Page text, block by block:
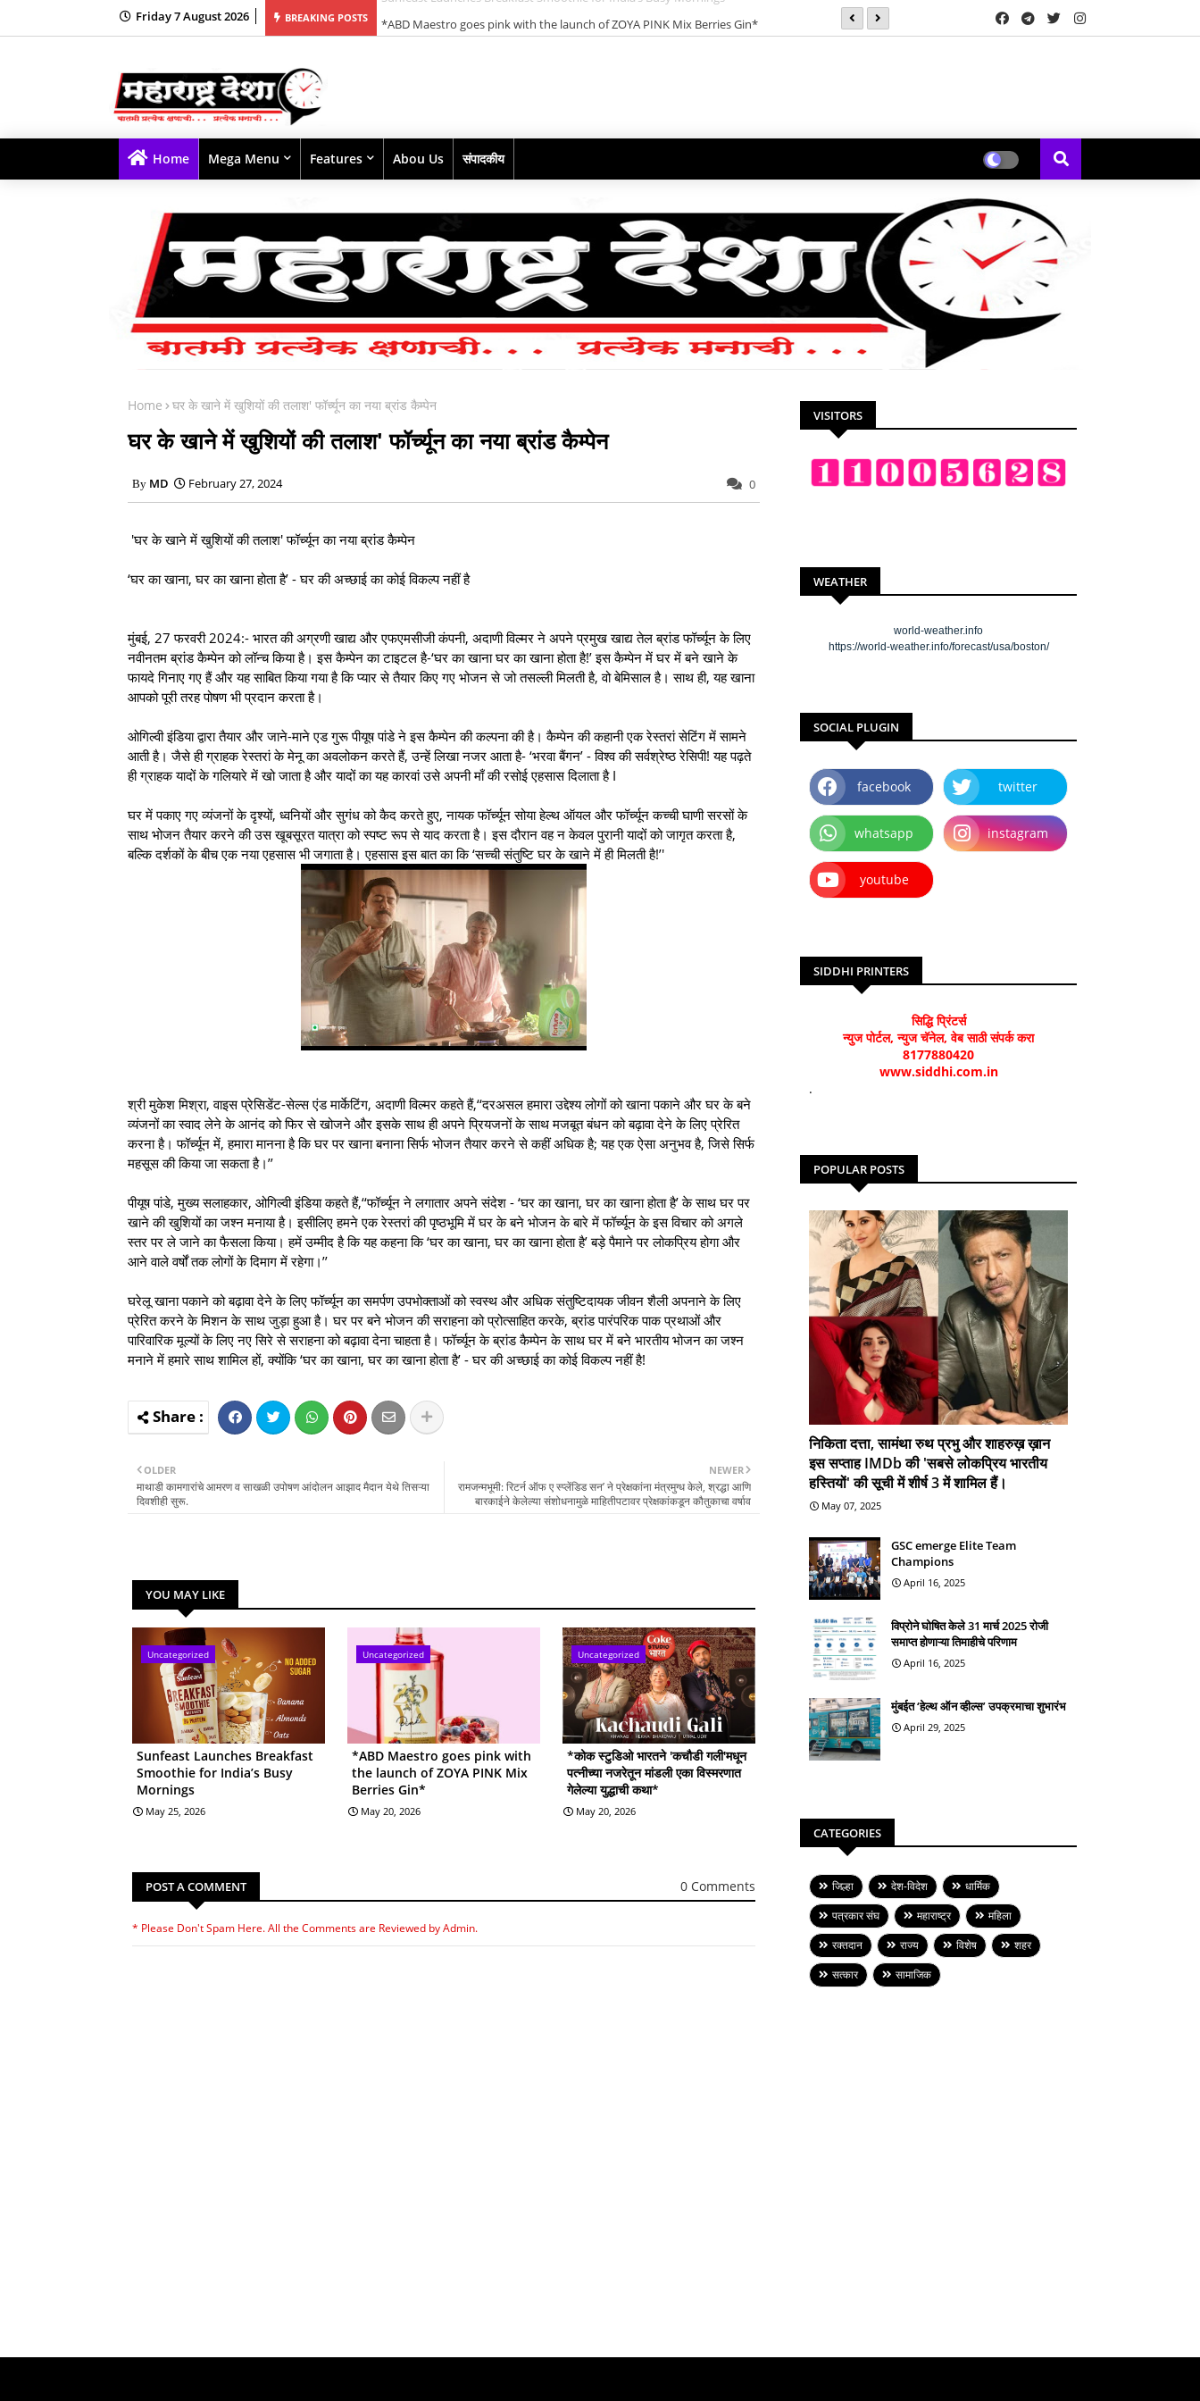
Friday 7 August 2026 BREAKING POSTS *ABD Maestro goes pink with the launch of ZOYA PINK Mix Berries Gin* *कोक स्टुडिओ भारतने 'कचौडी गली'मधून पत्नीच्या नजरेतून मांडली एका
Home Mega Menu Features Abou Us संपादकीय
Home घर के खाने में खुशियों की तलाश' फॉर्च्यून का नया ब्रांड कैम्पेन
घर के खाने में खुशियों की तलाश' फॉर्च्यून का नया ब्रांड कैम्पेन
MD February 27, 2024 0
'घर के खाने में खुशियों की तलाश' फॉर्च्यून का नया ब्रांड कैम्पेन
‘घर का खाना, घर का खाना होता है’ - घर की अच्छाई का कोई विकल्प नहीं है
मुंबई, 27 फरवरी 2024:- भारत की अग्रणी खाद्य और एफएमसीजी कंपनी, अदाणी विल्मर ने अपने प्रमुख खाद्य तेल ब्रांड फॉर्च्यून के लिए
नवीनतम ब्रांड कैम्पेन को लॉन्च किया है। इस कैम्पेन का टाइटल है-‘घर का खाना घर का खाना होता है!’ इस कैम्पेन में घर में बने खाने के
फायदे गिनाए गए हैं और यह साबित किया गया है कि प्यार से तैयार किए गए भोजन से जो तसल्ली मिलती है, वो बेमिसाल है। साथ ही, यह खाना
आपको पूरी तरह पोषण भी प्रदान करता है।
ओगिल्वी इंडिया द्वारा तैयार और जाने-माने एड गुरू पीयूष पांडे ने इस कैम्पेन की कल्पना की है। कैम्पेन की कहानी एक रेस्तरां सेटिंग में सामने
आती है। जैसे ही ग्राहक रेस्तरां के मेनू का अवलोकन करते हैं, उन्हें लिखा नजर आता है- ‘भरवा बैंगन’ - विश्व की सर्वश्रेष्ठ रेसिपी! यह पढ़ते
ही ग्राहक यादों के गलियारे में खो जाता है और यादों का यह कारवां उसे अपनी माँ की रसोई एहसास दिलाता है I
घर में पकाए गए व्यंजनों के दृश्यों, ध्वनियों और सुगंध को कैद करते हुए, नायक फॉर्च्यून सोया हेल्थ ऑयल और फॉर्च्यून कच्ची घाणी सरसों के
साथ भोजन तैयार करने की उस खूबसूरत यात्रा को स्पष्ट रूप से याद करता है। इस दौरान वह न केवल पुरानी यादों को जागृत करता है,
बल्कि दर्शकों के बीच एक नया एहसास भी जगाता है। एहसास इस बात का कि ‘सच्ची संतुष्टि घर के खाने में ही मिलती है!’'
श्री मुकेश मिश्रा, वाइस प्रेसिडेंट-सेल्स एंड मार्केटिंग, अदाणी विल्मर कहते हैं,‘‘दरअसल हमारा उद्देश्य लोगों को खाना पकाने और घर के बने
व्यंजनों का स्वाद लेने के आनंद को फिर से खोजने और इसके साथ ही अपने प्रियजनों के साथ मजबूत बंधन को बढ़ावा देने के लिए प्रेरित
करना है। फॉर्च्यून में, हमारा मानना है कि घर पर खाना बनाना सिर्फ भोजन तैयार करने से कहीं अधिक है; यह एक ऐसा अनुभव है, जिसे सिर्फ
महसूस की किया जा सकता है।’’
पीयूष पांडे, मुख्य सलाहकार, ओगिल्वी इंडिया कहते हैं,‘‘फॉर्च्यून ने लगातार अपने संदेश - ‘घर का खाना, घर का खाना होता है’ के साथ घर पर
खाने की खुशियों का जश्न मनाया है। इसीलिए हमने एक रेस्तरां की पृष्ठभूमि में घर के बने भोजन के बारे में फॉर्च्यून के इस विचार को अगले
स्तर पर ले जाने का फैसला किया। हमें उम्मीद है कि यह कहना कि ‘घर का खाना, घर का खाना होता है’ बड़े पैमाने पर लोकप्रिय होगा और
आने वाले वर्षों तक लोगों के दिमाग में रहेगा।’’
घरेलू खाना पकाने को बढ़ावा देने के लिए फॉर्च्यून का समर्पण उपभोक्ताओं को स्वस्थ और अधिक संतुष्टिदायक जीवन शैली अपनाने के लिए
प्रेरित करने के मिशन के साथ जुड़ा हुआ है। घर पर बने भोजन की सराहना को प्रोत्साहित करके, ब्रांड पारंपरिक पाक प्रथाओं और
पारिवारिक मूल्यों के लिए नए सिरे से सराहना को बढ़ावा देना चाहता है। फॉर्च्यून के ब्रांड कैम्पेन के साथ घर में बने भारतीय भोजन का जश्न
मनाने में हमारे साथ शामिल हों, क्योंकि ‘घर का खाना, घर का खाना होता है’ - घर की अच्छाई का कोई विकल्प नहीं है!
NEWER
रामजन्मभूमी: रिटर्न ऑफ ए स्प्लेंडिड सन’ ने प्रेक्षकांना मंत्रमुग्ध केले, श्रद्धा आणि
बारकाईने केलेल्या संशोधनामुळे माहितीपटावर प्रेक्षकांकडून कौतुकाचा वर्षाव
OLDER
माथाडी कामगारांचे आमरण व साखळी उपोषण आंदोलन आझाद मैदान येथे तिसऱ्या
दिवशीही सुरू.
YOU MAY LIKE
Uncategorized
Sunfeast Launches Breakfast
Smoothie for India’s Busy
Mornings
May 25, 2026
Uncategorized
*ABD Maestro goes pink with
the launch of ZOYA PINK Mix
Berries Gin*
May 20, 2026
Uncategorized
*कोक स्टुडिओ भारतने 'कचौडी गली'मधून
पत्नीच्या नजरेतून मांडली एका विस्मरणात
गेलेल्या युद्धाची कथा*
May 20, 2026
POST A COMMENT 0 Comments
* Please Don't Spam Here. All the Comments are Reviewed by Admin.
VISITORS
WEATHER
world-weather.info
https://world-weather.info/forecast/usa/boston/
SOCIAL PLUGIN
facebook twitter
whatsapp instagram
youtube
SIDDHI PRINTERS
सिद्धि प्रिंटर्स
न्युज पोर्टल, न्युज चॅनेल, वेब साठी संपर्क करा
8177880420
www.siddhi.com.in
.
POPULAR POSTS
निकिता दत्ता, सामंथा रुथ प्रभु और शाहरुख़ ख़ान
इस सप्ताह IMDb की 'सबसे लोकप्रिय भारतीय
हस्तियों' की सूची में शीर्ष 3 में शामिल हैं।
May 07, 2025
GSC emerge Elite Team
Champions
April 16, 2025
विप्रोने घोषित केले 31 मार्च 2025 रोजी
समाप्त होणाऱ्या तिमाहीचे परिणाम
April 16, 2025
मुंबईत ‘हेल्थ ऑन व्हील्स’ उपक्रमाचा शुभारंभ
April 29, 2025
CATEGORIES
जिल्हा देश-विदेश
धार्मिक
पत्रकार संघ
महाराष्ट्र
महिला
रक्तदान
राज्य विशेष
शहर
सत्कार
सामाजिक